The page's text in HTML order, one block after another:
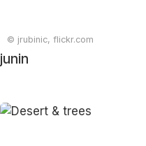
© jrubinic, flickr.com
junin